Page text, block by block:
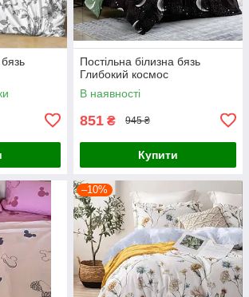
Постільна білизна бязь
Глибокий космос
В наявності
851 ₴ 945 ₴
Купити
–10%